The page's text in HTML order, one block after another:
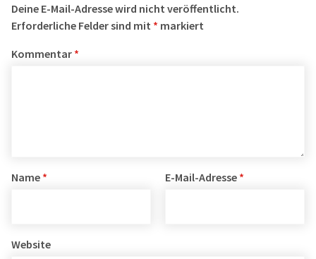
Deine E-Mail-Adresse wird nicht veröffentlicht.
Erforderliche Felder sind mit * markiert
Kommentar *
Name * E-Mail-Adresse *
Website